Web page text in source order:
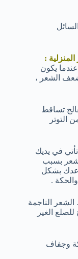
:
يكون
الشعر ،
تساقط
التوتر
في يديك
بسبب
بشكل
.
الناجمة
الغير
وجفاف